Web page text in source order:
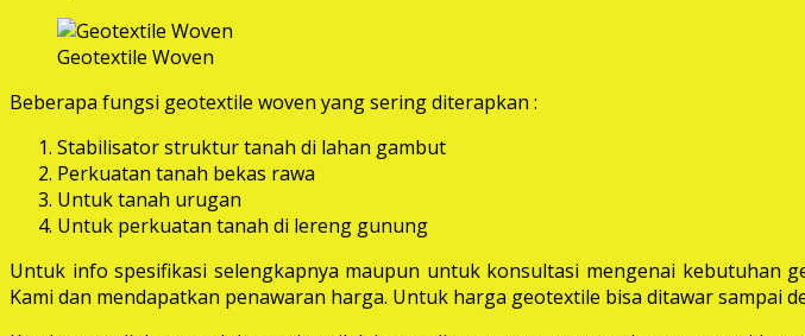
Geotextile Woven
Beberapa fungsi geotextile woven yang sering diterapkan :
Stabilisator struktur tanah di lahan gambut
Perkuatan tanah bekas rawa
Untuk tanah urugan
Untuk perkuatan tanah di lereng gunung
Untuk info spesifikasi selengkapnya maupun untuk konsultasi mengenai kebutuhan
Kami dan mendapatkan penawaran harga. Untuk harga geotextile bisa ditawar sampai